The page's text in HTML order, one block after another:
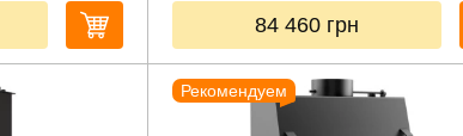
84 460 грн
Рекомендуем